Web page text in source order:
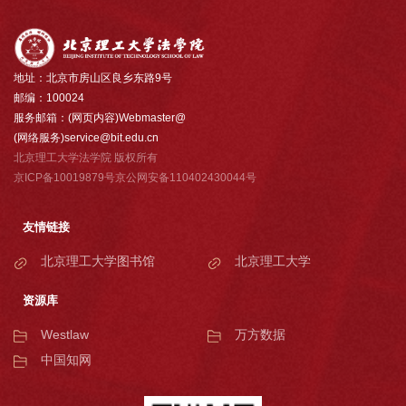
地址：北京市房山区良乡东路9号
邮编：100024
服务邮箱：(网页内容)Webmaster@
(网络服务)service@bit.edu.cn
北京理工大学法学院 版权所有
京ICP备10019879号京公网安备110402430044号
友情链接
北京理工大学图书馆 北京理工大学
资源库
Westlaw
万方数据
中国知网